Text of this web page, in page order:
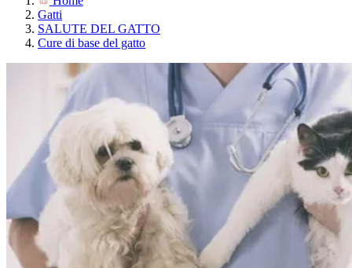
Gatti
SALUTE DEL GATTO
Cure di base del gatto